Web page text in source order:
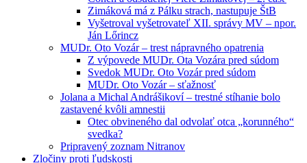
Zimáková má z Pálku strach, nastupuje ŠtB
Vyšetroval vyšetrovateľ XII. správy MV – npor.
Ján Lőrincz
MUDr. Oto Vozár – trest nápravného opatrenia
Z výpovede MUDr. Ota Vozára pred súdom
Svedok MUDr. Oto Vozár pred súdom
MUDr. Oto Vozár – sťažnosť
Jolana a Michal Andrášikoví – trestné stíhanie bolo
zastavené kvôli amnestii
Otec obvineného dal odvolať otca „korunného“
svedka?
Pripravený zoznam Nitranov
Zločiny proti ľudskosti